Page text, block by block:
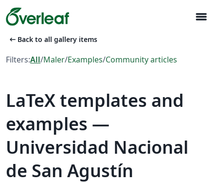
menu
arrow_left_alt Back to all gallery items
Filters:All/Maler/Examples/Community articles
LaTeX templates and
examples —
Universidad Nacional
de San Agustín